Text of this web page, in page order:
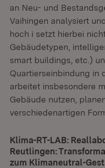
an Neu- und
Vaihingen analysiert
hoch i setzt hierbei
Gebäudetypen,
smart buildings, etc.)
Quartierseinbindung in
arbeitet insbesondere
Gebäude nutzen,
verschiedenartigen
Klima-RT-LAB:
Reutlingen:
zum Klimaneutral-